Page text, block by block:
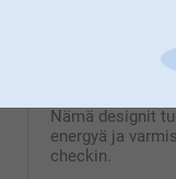
Levelaa sun
trooppisilla
Nämä designit
energyä ja
checkin.